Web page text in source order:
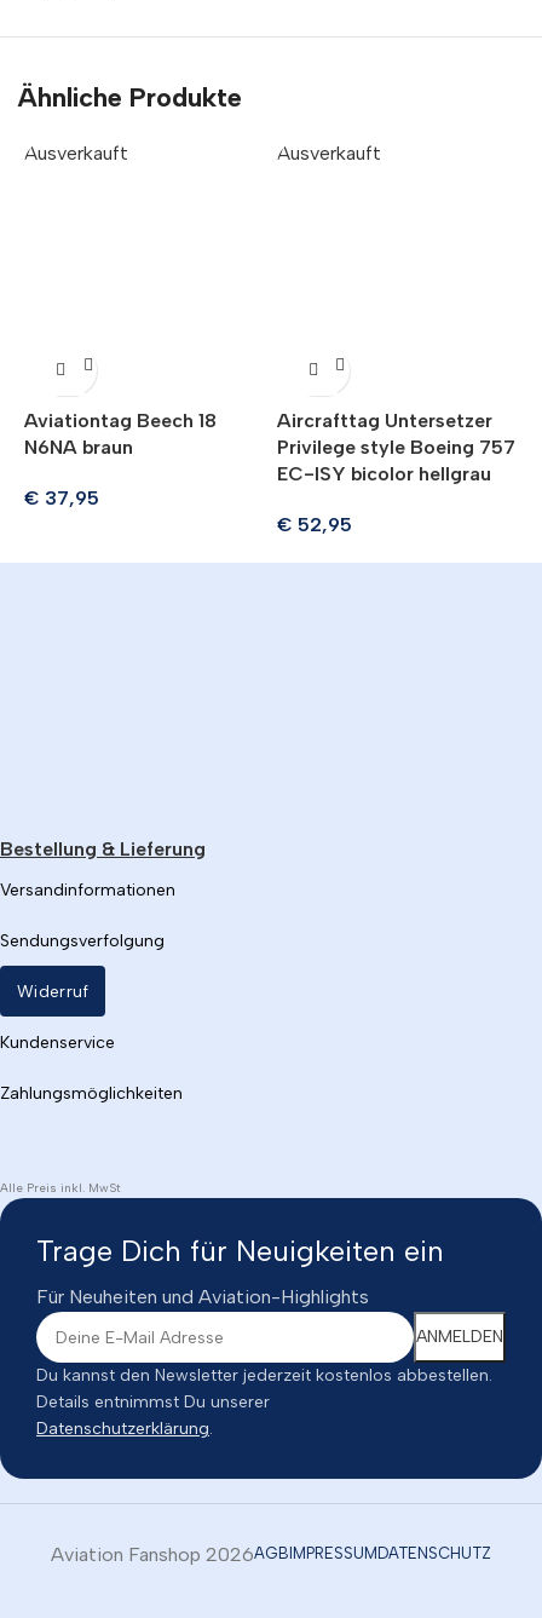
Ähnliche Produkte
Ausverkauft
Aviationtag Beech 18
N6NA braun
€ 37,95
Ausverkauft
Aircrafttag Untersetzer
Privilege style Boeing 757
EC-ISY bicolor hellgrau
€ 52,95
Bestellung & Lieferung
Versandinformationen
Sendungsverfolgung
Widerruf
Kundenservice
Zahlungsmöglichkeiten
Alle Preis inkl. MwSt
Trage Dich für Neuigkeiten ein
Für Neuheiten und Aviation-Highlights
Du kannst den Newsletter jederzeit kostenlos abbestellen.
Details entnimmst Du unserer
Datenschutzerklärung.
Aviation Fanshop 2026AGB IMPRESSUM DATENSCHUTZ